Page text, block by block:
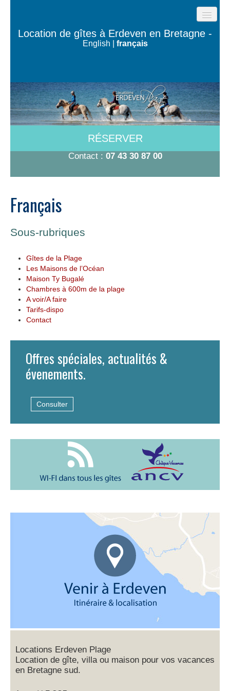
Location de gîtes à Erdeven en Bretagne -
English français
ACCUEIL
GÎTES DE LA PLAGE
MAISON TY BUGALÉ
CHAMBRES À 600M DE LA PLAGE
A VOIR/A FAIRE
TARIFS-DISPO
CONTACT
RÉSERVER
Contact : 07 43 30 87 00
Français
Sous-rubriques
Gîtes de la Plage
Les Maisons de l’Océan
Maison Ty Bugalé
Chambres à 600m de la plage
A voir/A faire
Tarifs-dispo
Contact
Offres spéciales, actualités &
évenements.
Consulter
Locations Erdeven Plage
Location de gîte, villa ou maison pour vos vacances
en Bretagne sud.